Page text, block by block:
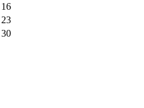
16
23
30